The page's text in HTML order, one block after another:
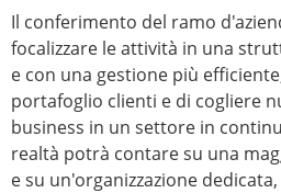
Il conferimento del ramo
focalizzare le attività in una
e con una gestione più
portafoglio clienti e di cogliere
business in un settore in
realtà potrà contare su una
e su un'organizzazione